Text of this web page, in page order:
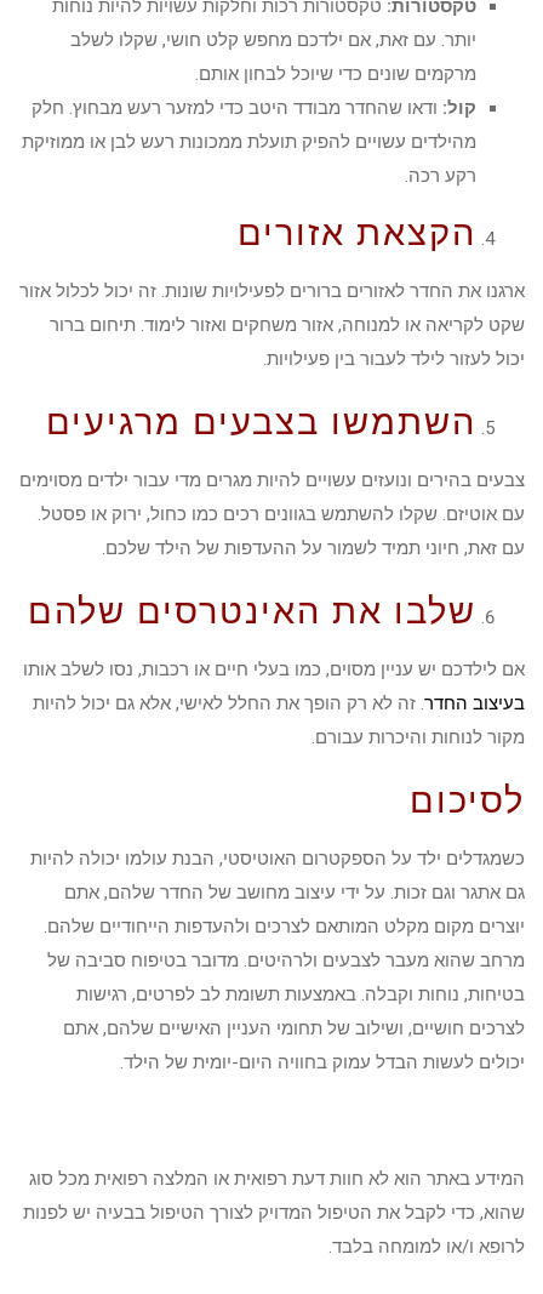
טקסטורות: טקסטורות רכות וחלקות עשויות להיות נוחות
יותר. עם זאת, אם ילדכם מחפש קלט חושי, שקלו לשלב
מרקמים שונים כדי שיוכל לבחון אותם.
קול: ודאו שהחדר מבודד היטב כדי למזער רעש מבחוץ. חלק
מהילדים עשויים להפיק תועלת ממכונות רעש לבן או ממוזיקת
רקע רכה.
הקצאת אזורים
ארגנו את החדר לאזורים ברורים לפעילויות שונות. זה יכול לכלול אזור
שקט לקריאה או למנוחה, אזור משחקים ואזור לימוד. תיחום ברור
יכול לעזור לילד לעבור בין פעילויות.
השתמשו בצבעים מרגיעים
צבעים בהירים ונועזים עשויים להיות מגרים מדי עבור ילדים מסוימים
עם אוטיזם. שקלו להשתמש בגוונים רכים כמו כחול, ירוק או פסטל.
עם זאת, חיוני תמיד לשמור על ההעדפות של הילד שלכם.
שלבו את האינטרסים שלהם
אם לילדכם יש עניין מסוים, כמו בעלי חיים או רכבות, נסו לשלב אותו
בעיצוב החדר. זה לא רק הופך את החלל לאישי, אלא גם יכול להיות
מקור לנוחות והיכרות עבורם.
לסיכום
כשמגדלים ילד על הספקטרום האוטיסטי, הבנת עולמו יכולה להיות
גם אתגר וגם זכות. על ידי עיצוב מחושב של החדר שלהם, אתם
יוצרים מקום מקלט המותאם לצרכים ולהעדפות הייחודיים שלהם.
מרחב שהוא מעבר לצבעים ולרהיטים. מדובר בטיפוח סביבה של
בטיחות, נוחות וקבלה. באמצעות תשומת לב לפרטים, רגישות
לצרכים חושיים, ושילוב של תחומי העניין האישיים שלהם, אתם
יכולים לעשות הבדל עמוק בחוויה היום-יומית של הילד.
המידע באתר הוא לא חוות דעת רפואית או המלצה רפואית מכל סוג
שהוא, כדי לקבל את הטיפול המדויק לצורך הטיפול בבעיה יש לפנות
לרופא ו/או למומחה בלבד.